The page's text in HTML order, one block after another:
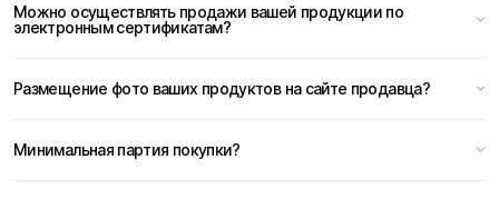
Можно осуществлять продажи вашей продукции по
электронным сертификатам?
Размещение фото ваших продуктов на сайте продавца?
Минимальная партия покупки?